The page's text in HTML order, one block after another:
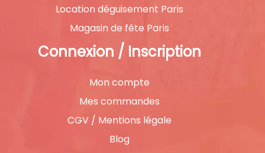
Location déguisement Paris
Magasin de fête Paris
Connexion / Inscription
Mon compte
Mes commandes
CGV / Mentions légale
Blog